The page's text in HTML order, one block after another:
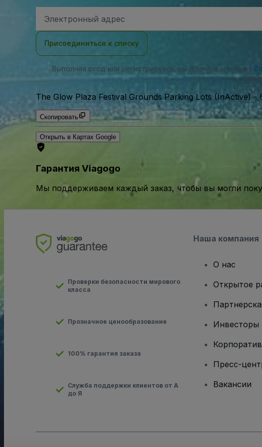
электронной
Присоединиться к списку
Выполняя вход или регистрируясь, вы принимаете наше
The Glow Plaza Festival Grounds Parking Lots (InActive) -
Скопировать
Открыть в Картах Google
Гарантия Viagogo
Мы поддерживаем каждый заказ, чтобы вы могли
Проверки безопасности мирового
класса
Прозначное ценообразование
100% гарантия заказа
Служба поддержки клиентов от А
до Я
Наша компания
О нас
Открытое
Инвесторы
Пресс-
Вакансии